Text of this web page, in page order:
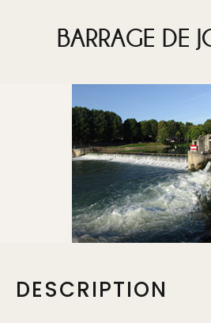
BARRAGE DE
DESCRIPTION